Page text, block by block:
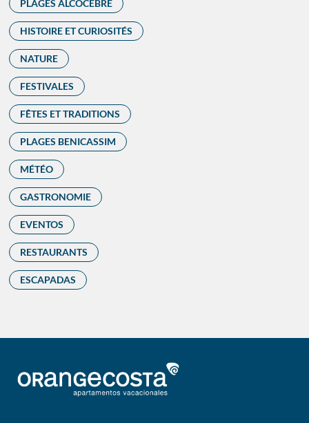
PLAGES ALCOCEBRE
HISTOIRE ET CURIOSITÉS
NATURE
FESTIVALES
FÊTES ET TRADITIONS
PLAGES BENICASSIM
MÉTÉO
GASTRONOMIE
EVENTOS
RESTAURANTS
ESCAPADAS